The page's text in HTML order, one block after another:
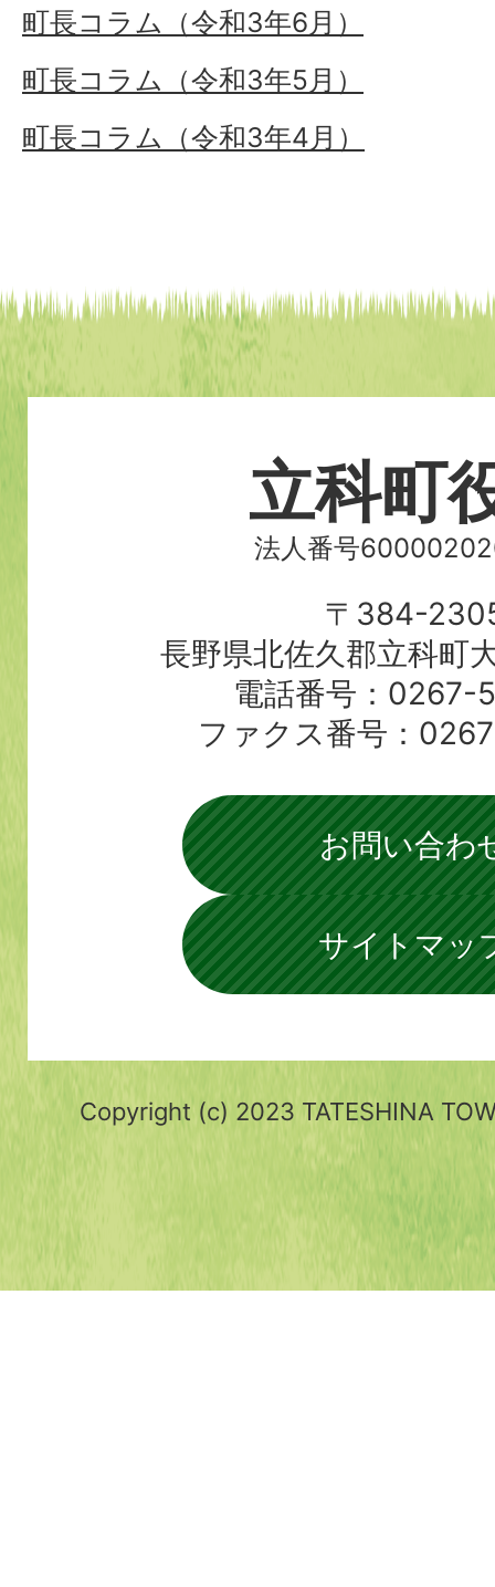
町長コラム（令和3年6月）
町長コラム（令和3年5月）
町長コラム（令和3年4月）
立科町
法人番号
〒384-
長野県北佐久郡立科町
電話番号：0267-
ファクス番号：
お問い合わ
サイトマッ
Copyright (c) 2023 TATESHINA